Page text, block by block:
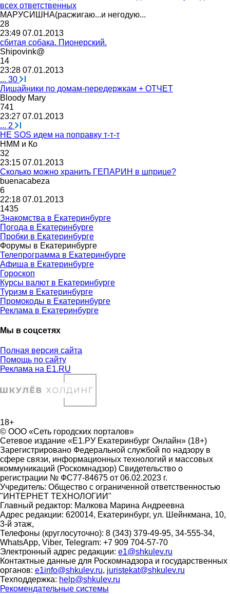
всех ответственных
МАРУСИШНА(раcжигаю...и негодую...
28
23:49 07.01.2013
сбитая собака. Пионерский.
Shipovink@
14
23:28 07.01.2013
... 30
Лишайники по домам-передержкам + ОТЧЕТ
Bloody Mary
741
23:27 07.01.2013
... 2
НЕ SOS идем на поправку т-т-т
НММ и Ко
32
23:15 07.01.2013
Сколько можно хранить ГЕПАРИН в шприце?
buenacabeza
6
22:18 07.01.2013
1435
Знакомства в Екатеринбурге
Погода в Екатеринбурге
Пробки в Екатеринбурге
Форумы в Екатеринбурге
Телепрограмма в Екатеринбурге
Афиша в Екатеринбурге
Гороскоп
Курсы валют в Екатеринбурге
Туризм в Екатеринбурге
Промокоды в Екатеринбурге
Реклама в Екатеринбурге
Мы в соцсетях
Полная версия сайта
Помощь по сайту
Реклама на E1.RU
18+
© ООО «Сеть городских порталов»
Сетевое издание «Е1.РУ Екатеринбург Онлайн» (18+)
Зарегистрировано Федеральной службой по надзору в
сфере связи, информационных технологий и массовых
коммуникаций (Роскомнадзор) Свидетельство о
регистрации № ФС77-84675 от 06.02.2023 г.
Учредитель: Общество с ограниченной ответственностью
"ИНТЕРНЕТ ТЕХНОЛОГИИ"
Главный редактор: Малкова Марина Андреевна
Адрес редакции: 620014, Екатеринбург, ул. Шейнкмана, 10,
3-й этаж,
Телефоны (круглосуточно): 8 (343) 379-49-95, 34-555-34,
WhatsApp, Viber, Telegram: +7 909 704-57-70
Электронный адрес редакции: e1@shkulev.ru
Контактные данные для Роскомнадзора и государственных
органов: e1info@shkulev.ru, juristekat@shkulev.ru
Техподдержка: help@shkulev.ru
Рекомендательные системы